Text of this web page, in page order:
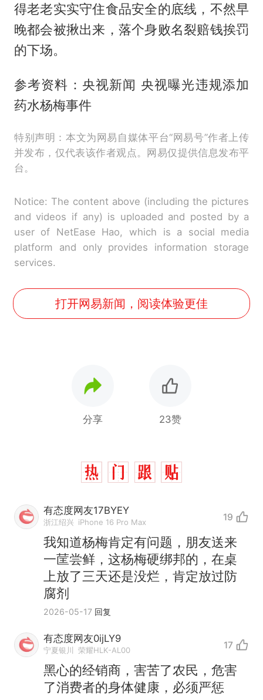
得老老实实守住食品安全的底线，不然早
晚都会被揪出来，落个身败名裂赔钱挨罚
的下场。
参考资料：央视新闻 央视曝光违规添加
药水杨梅事件
特别声明：本文为网易自媒体平台“网易号”作者上传
并发布，仅代表该作者观点。网易仅提供信息发布平
台。
Notice: The content above (including the pictures
and videos if any) is uploaded and posted by a
user of NetEase Hao, which is a social media
platform and only provides information storage
services.
打开网易新闻，阅读体验更佳
分享 23赞
有态度网友17BYEY
浙江绍兴 iPhone 16 Pro Max 19
我知道杨梅肯定有问题，朋友送来
一䒰尝鲜，这杨梅硬绑邦的，在桌
上放了三天还是没烂，肯定放过防
腐剂
2026-05-17 回复
有态度网友0ijLY9
宁夏银川 荣耀HLK-AL00 17
黑心的经销商，害苦了农民，危害
了消费者的身体健康，必须严惩
热 制裁瓜子饺子，美国怕什
么？